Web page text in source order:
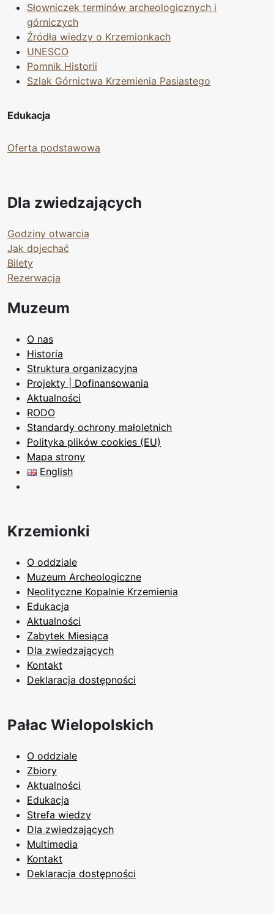
Słowniczek terminów archeologicznych i
górniczych
Źródła wiedzy o Krzemionkach
UNESCO
Pomnik Historii
Szlak Górnictwa Krzemienia Pasiastego
Edukacja
Oferta podstawowa
Dla zwiedzających
Godziny otwarcia
Jak dojechać
Bilety
Rezerwacja
Muzeum
O nas
Historia
Struktura organizacyjna
Projekty | Dofinansowania
Aktualności
RODO
Standardy ochrony małoletnich
Polityka plików cookies (EU)
Mapa strony
English
Krzemionki
O oddziale
Muzeum Archeologiczne
Neolityczne Kopalnie Krzemienia
Edukacja
Aktualności
Zabytek Miesiąca
Dla zwiedzających
Kontakt
Deklaracja dostępności
Pałac Wielopolskich
O oddziale
Zbiory
Aktualności
Edukacja
Strefa wiedzy
Dla zwiedzających
Multimedia
Kontakt
Deklaracja dostępności